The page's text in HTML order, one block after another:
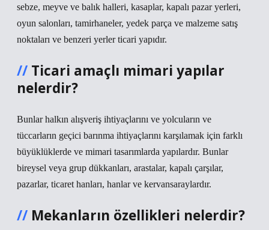
sebze, meyve ve balık halleri, kasaplar, kapalı pazar yerleri,
oyun salonları, tamirhaneler, yedek parça ve malzeme satış
noktaları ve benzeri yerler ticari yapıdır.
Ticari amaçlı mimari yapılar
nelerdir?
Bunlar halkın alışveriş ihtiyaçlarını ve yolcuların ve
tüccarların geçici barınma ihtiyaçlarını karşılamak için farklı
büyüklüklerde ve mimari tasarımlarda yapılardır. Bunlar
bireysel veya grup dükkanları, arastalar, kapalı çarşılar,
pazarlar, ticaret hanları, hanlar ve kervansaraylardır.
Mekanların özellikleri nelerdir?